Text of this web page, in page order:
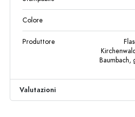
Colore
Produttore
Baumbach,
Valutazioni